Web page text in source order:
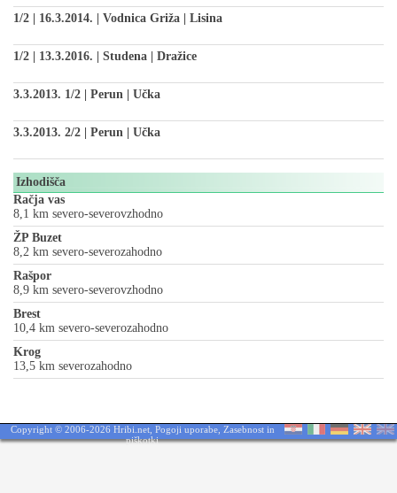
1/2 | 16.3.2014. | Vodnica Griža | Lisina
1/2 | 13.3.2016. | Studena | Dražice
3.3.2013. 1/2 | Perun | Učka
3.3.2013. 2/2 | Perun | Učka
Izhodišča
Račja vas
8,1 km severo-severovzhodno
ŽP Buzet
8,2 km severo-severozahodno
Rašpor
8,9 km severo-severovzhodno
Brest
10,4 km severo-severozahodno
Krog
13,5 km severozahodno
Copyright © 2006-2026 Hribi.net, Pogoji uporabe, Zasebnost in
piškotki